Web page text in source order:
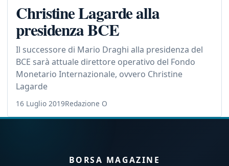
Christine Lagarde alla
presidenza BCE
Il successore di Mario Draghi alla presidenza del
BCE sarà attuale direttore operativo del Fondo
Monetario Internazionale, ovvero Christine
Lagarde
16 Luglio 2019Redazione O
BORSA MAGAZINE